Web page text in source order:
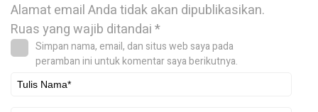
Alamat email Anda tidak akan dipublikasikan.
Ruas yang wajib ditandai*
Simpan nama, email, dan situs web saya pada
peramban ini untuk komentar saya berikutnya.